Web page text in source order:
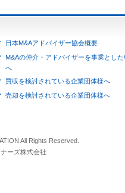
日本M&Aアドバイザー協会概要
M&Aの仲介・アドバイザーを事業とし
へ
買収を検討されている企業団体様へ
売却を検討されている企業団体様へ
All Rights Reserved.
ーズ株式会社